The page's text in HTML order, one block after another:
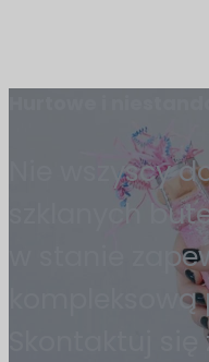
Nie wszyscy
szklanych
w stanie
kompleksową
Skontaktuj